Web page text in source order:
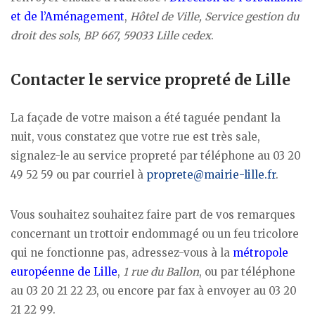
et de l’Aménagement, Hôtel de Ville, Service gestion du
droit des sols, BP 667, 59033 Lille cedex.
Contacter le service propreté de Lille
La façade de votre maison a été taguée pendant la
nuit, vous constatez que votre rue est très sale,
signalez-le au service propreté par téléphone au 03 20
49 52 59 ou par courriel à proprete@mairie-lille.fr.
Vous souhaitez souhaitez faire part de vos remarques
concernant un trottoir endommagé ou un feu tricolore
qui ne fonctionne pas, adressez-vous à la métropole
européenne de Lille, 1 rue du Ballon, ou par téléphone
au 03 20 21 22 23, ou encore par fax à envoyer au 03 20
21 22 99.